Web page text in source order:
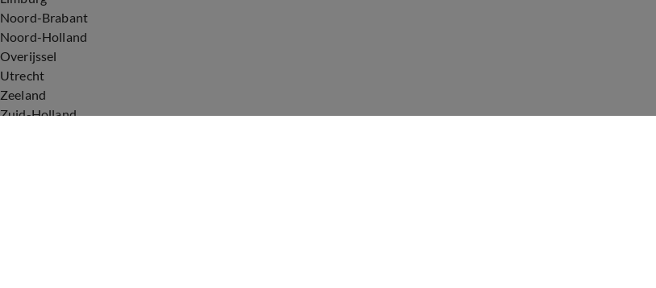
Noord-Brabant
Noord-Holland
Overijssel
Utrecht
Zeeland
Zuid-Holland